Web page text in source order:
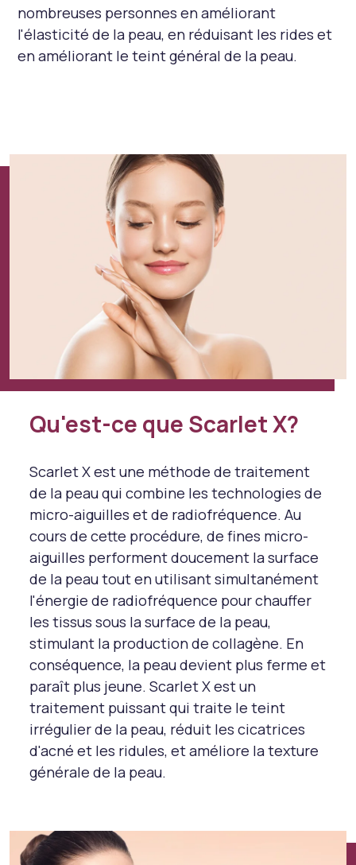
nombreuses personnes en améliorant
l'élasticité de la peau, en réduisant les rides et
en améliorant le teint général de la peau.
Qu'est-ce que Scarlet X?
Scarlet X est une méthode de traitement
de la peau qui combine les technologies de
micro-aiguilles et de radiofréquence. Au
cours de cette procédure, de fines micro-
aiguilles performent doucement la surface
de la peau tout en utilisant simultanément
l'énergie de radiofréquence pour chauffer
les tissus sous la surface de la peau,
stimulant la production de collagène. En
conséquence, la peau devient plus ferme et
paraît plus jeune. Scarlet X est un
traitement puissant qui traite le teint
irrégulier de la peau, réduit les cicatrices
d'acné et les ridules, et améliore la texture
générale de la peau.